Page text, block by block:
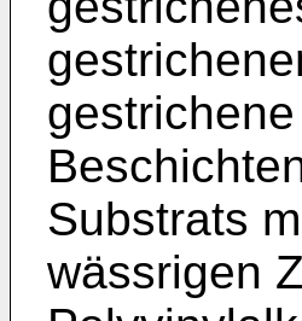
Substrats
wässrigen